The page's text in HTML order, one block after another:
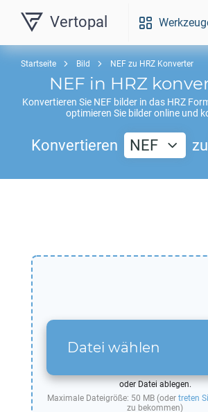
Vertopal
Startseite Bild NEF zu HRZ Konverter
NEF in HRZ
Konvertieren Sie NEF bilder in das HRZ
optimieren Sie bilder online und
Konvertieren NEF zu
Datei wählen
oder Datei ablegen.
Maximale Dateigröße: 50 MB (oder treten
zu bekommen)